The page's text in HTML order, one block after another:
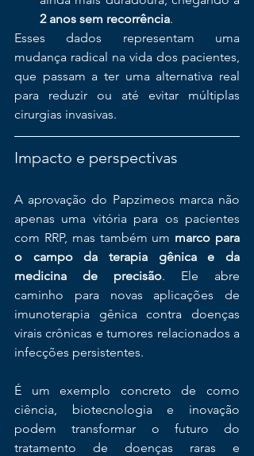
2 anos sem recorrência.
Esses dados representam uma
mudança radical na vida dos pacientes,
que passam a ter uma alternativa real
para reduzir ou até evitar múltiplas
cirurgias invasivas.
Impacto e perspectivas
A aprovação do Papzimeos marca não
apenas uma vitória para os pacientes
com RRP, mas também um marco para
o campo da terapia gênica e da
medicina de precisão. Ele abre
caminho para novas aplicações de
imunoterapia gênica contra doenças
virais crônicas e tumores relacionados a
infecções persistentes.
É um exemplo concreto de como
ciência, biotecnologia e inovação
podem transformar o futuro do
tratamento de doenças raras e